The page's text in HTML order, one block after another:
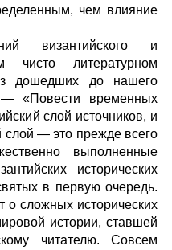
чем влияние
византийского и
чисто литературном
дошедших до нашего
«Повести временных
слой источников, и
слой — это прежде всего
выполненные
исторических
в первую очередь.
о сложных исторических
истории, ставшей
читателю. Совсем